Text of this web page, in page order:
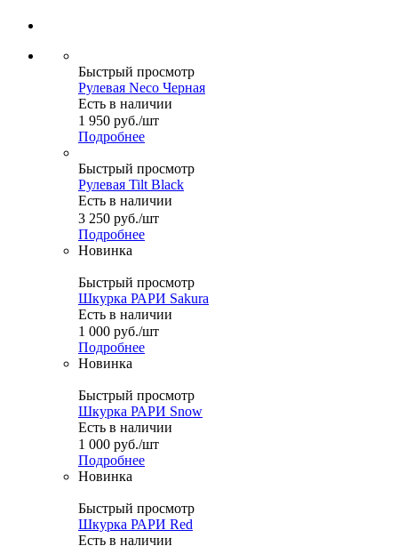
Быстрый просмотр
Рулевая Neco Черная
Есть в наличии
1 950 руб./шт
Подробнее
Быстрый просмотр
Рулевая Tilt Black
Есть в наличии
3 250 руб./шт
Подробнее
Новинка
Быстрый просмотр
Шкурка РАРИ Sakura
Есть в наличии
1 000 руб./шт
Подробнее
Новинка
Быстрый просмотр
Шкурка РАРИ Snow
Есть в наличии
1 000 руб./шт
Подробнее
Новинка
Быстрый просмотр
Шкурка РАРИ Red
Есть в наличии